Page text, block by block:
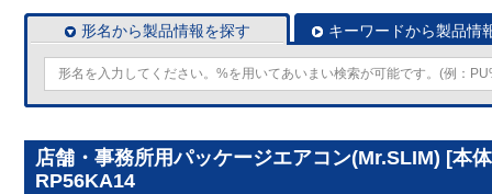
形名から製品情報を探す キーワードから製品情
店舗・事務所用パッケージエアコン(Mr.SLIM) [本
RP56KA14